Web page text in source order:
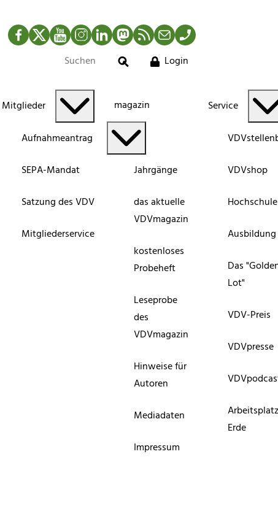
Facebook
TwitterYouTubeInstagram
LinkedInMastodonRSS-Newsfeed
MailTelefon
Suche
Login
Mitglieder
Aufnahmeantrag
SEPA-Mandat
Satzung des VDV
Mitgliederservice
magazin
Jahrgänge
das aktuelle
VDVmagazin
kostenloses
Probeheft
Leseprobe
des
VDVmagazin
Hinweise für
Autoren
Mediadaten
Impressum
Service
VDVshop
Ausbildung
Das
Lot"
VDV-Preis
VDVpresse
Erde